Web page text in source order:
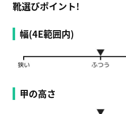
靴選びポイント!
幅(4E範囲内)
甲の高さ